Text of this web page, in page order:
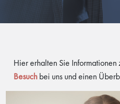
Hier erhalten Sie Informationen
Besuch bei uns und einen